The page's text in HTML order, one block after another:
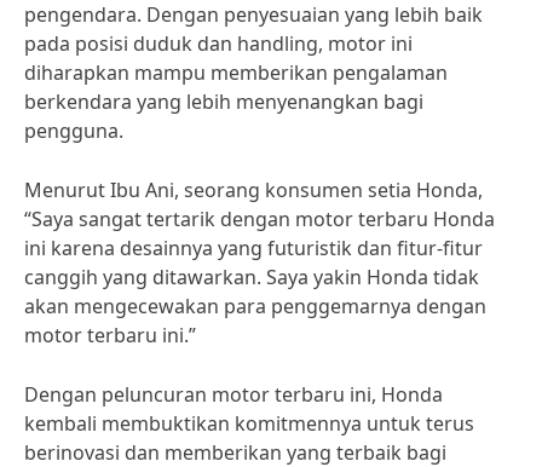
pengendara. Dengan penyesuaian yang lebih baik
pada posisi duduk dan handling, motor ini
diharapkan mampu memberikan pengalaman
berkendara yang lebih menyenangkan bagi
pengguna.
Menurut Ibu Ani, seorang konsumen setia Honda,
“Saya sangat tertarik dengan motor terbaru Honda
ini karena desainnya yang futuristik dan fitur-fitur
canggih yang ditawarkan. Saya yakin Honda tidak
akan mengecewakan para penggemarnya dengan
motor terbaru ini.”
Dengan peluncuran motor terbaru ini, Honda
kembali membuktikan komitmennya untuk terus
berinovasi dan memberikan yang terbaik bagi